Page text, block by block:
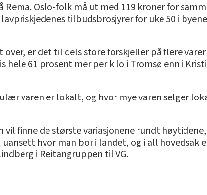
Oslo-folk må ut med 119 kroner for
tilbudsbrosjyrer for uke 50 i
er det til dels store forskjeller på flere varer
61 prosent mer per kilo i Tromsø enn i
varen er lokalt, og hvor mye varen selger
finne de største variasjonene rundt
hvor man bor i landet, og i all hovedsak
i Reitangruppen til VG.